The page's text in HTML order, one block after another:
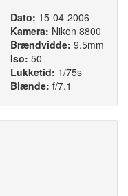
Dato: 15-04-2006
Kamera: Nikon 8800
Brændvidde: 9.5mm
Iso: 50
Lukketid: 1/75s
Blænde: f/7.1